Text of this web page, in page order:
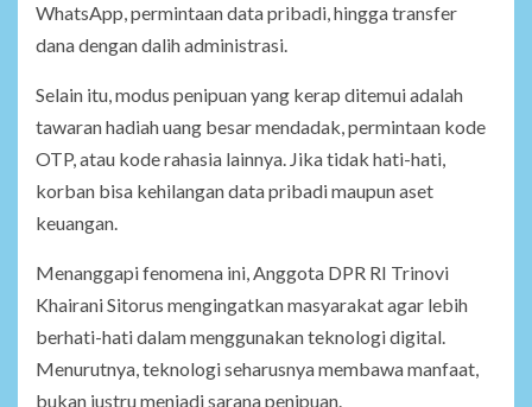
WhatsApp, permintaan data pribadi, hingga transfer
dana dengan dalih administrasi.
Selain itu, modus penipuan yang kerap ditemui adalah
tawaran hadiah uang besar mendadak, permintaan kode
OTP, atau kode rahasia lainnya. Jika tidak hati-hati,
korban bisa kehilangan data pribadi maupun aset
keuangan.
Menanggapi fenomena ini, Anggota DPR RI Trinovi
Khairani Sitorus mengingatkan masyarakat agar lebih
berhati-hati dalam menggunakan teknologi digital.
Menurutnya, teknologi seharusnya membawa manfaat,
bukan justru menjadi sarana penipuan.